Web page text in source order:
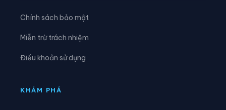
Xã Ba Vì
Chính sách bảo mật
Miễn trừ trách nhiệm
Điều khoản sử dụng
KHÁM PHÁ